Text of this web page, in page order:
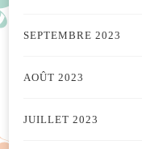
SEPTEMBRE 2023
AOÛT 2023
JUILLET 2023